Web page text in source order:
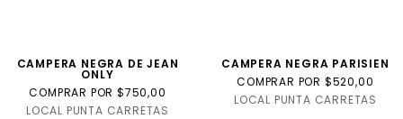
CAMPERA NEGRA DE JEAN
ONLY
COMPRAR POR $750,00
LOCAL PUNTA CARRETAS
CAMPERA NEGRA PARISIEN
COMPRAR POR $520,00
LOCAL PUNTA CARRETAS